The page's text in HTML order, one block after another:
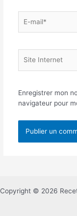
mail*
Internet
Enregistrer mon
navigateur pour
Copyright © 2026